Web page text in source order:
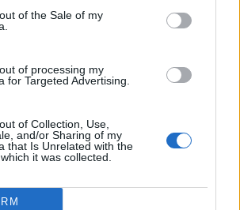
of the Sale of my
of processing my
for Targeted Advertising.
of Collection, Use,
and/or Sharing of my
that Is Unrelated with the
it was collected.
nabídne několik desítek
i legendární sportovce
disciplín, známé sportovce, večerní
nabídne připravovaný Den sportu